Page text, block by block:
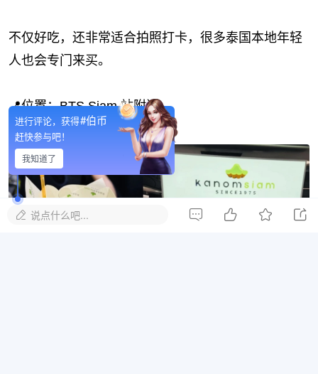
不仅好吃，还非常适合拍照打卡，很多泰国本地年轻
人也会专门来买。
📍位置：BTS Siam 站附近
 说点什么吧...    
进行评论，获得#伯币
赶快参与吧！
我知道了